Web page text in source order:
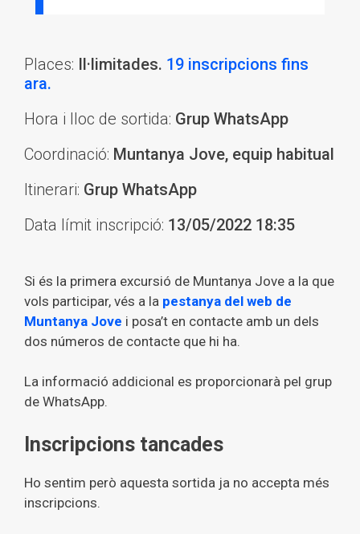
Places: Il·limitades. 19 inscripcions fins
ara.
Hora i lloc de sortida: Grup WhatsApp
Coordinació: Muntanya Jove, equip habitual
Itinerari: Grup WhatsApp
Data límit inscripció: 13/05/2022 18:35
Si és la primera excursió de Muntanya Jove a la que
vols participar, vés a la pestanya del web de
Muntanya Jove i posa’t en contacte amb un dels
dos números de contacte que hi ha.
La informació addicional es proporcionarà pel grup
de WhatsApp.
Inscripcions tancades
Ho sentim però aquesta sortida ja no accepta més
inscripcions.